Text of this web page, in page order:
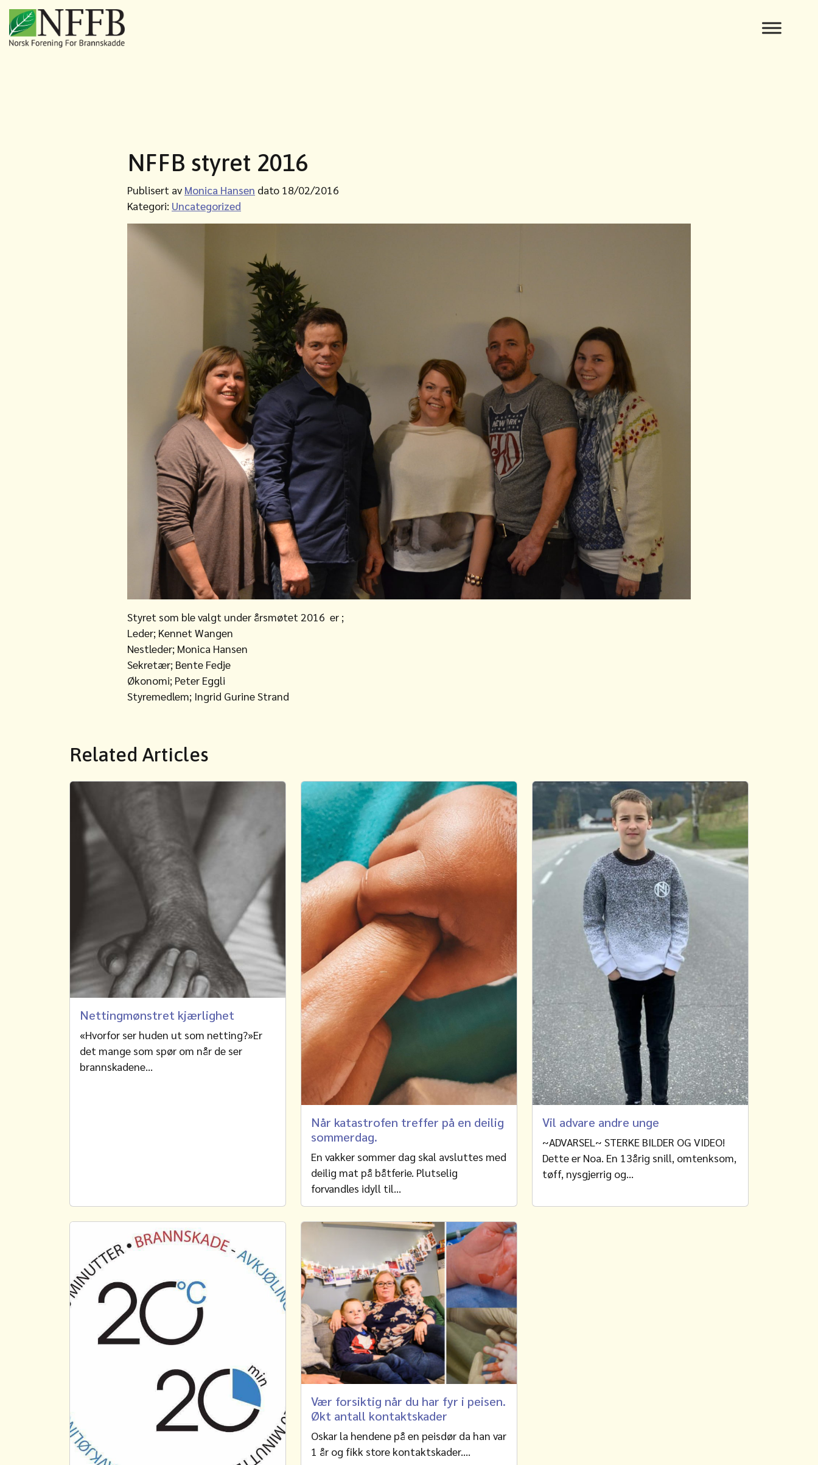
NFFB styret 2016
Publisert av Monica Hansen dato 18/02/2016
Kategori: Uncategorized
Styret som ble valgt under årsmøtet 2016 er ;
Leder; Kennet Wangen
Nestleder; Monica Hansen
Sekretær; Bente Fedje
Økonomi; Peter Eggli
Styremedlem; Ingrid Gurine Strand
Related Articles
Nettingmønstret kjærlighet
«Hvorfor ser huden ut som netting?»Er
det mange som spør om når de ser
brannskadene…
Når katastrofen treffer på en deilig
sommerdag.
En vakker sommer dag skal avsluttes med
deilig mat på båtferie. Plutselig
forvandles idyll til…
Vil advare andre unge
~ADVARSEL~ STERKE BILDER OG VIDEO!
Dette er Noa. En 13årig snill, omtenksom,
tøff, nysgjerrig og…
Vær forsiktig når du har fyr i peisen.
Økt antall kontaktskader
Oskar la hendene på en peisdør da han var
1 år og fikk store kontaktskader.…